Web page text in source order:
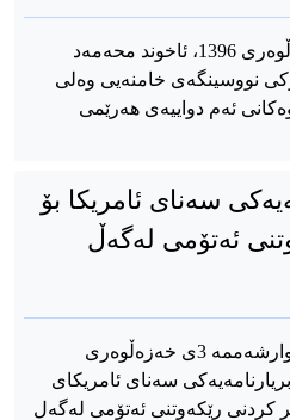
رۆژی سێ شەممە 2ی خەزەڵوەری 1396، ئاخوند محەمەد
نووسینگەی خامنەیی وەلی
ئەم دواییەی هەرێمی
سەنای ئامریکا بۆ
ئەتۆمی لەگەڵ
هەواڵدەری رۆیتەرز ئەمرۆ چوارشەممە 3ی خەزەڵوەری
بریارنامەیەکی سەنای ئامریکای
رێکەوتنی ئەتۆمی لەگەل